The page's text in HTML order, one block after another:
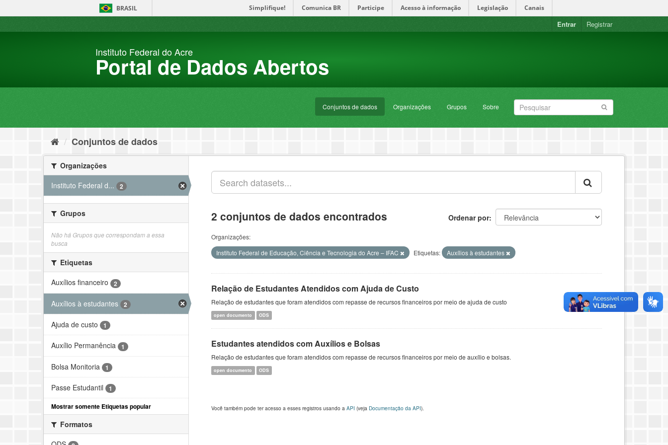
BRASIL Simplifique! Comunica BR Participe Acesso à informação Legislação Canais
Entrar Registrar
Instituto Federal do Acre
Portal de Dados Abertos
Conjuntos de dados Organizações Grupos Sobre
Conjuntos de dados
Organizações
Instituto Federal d...
2
Grupos
Não há Grupos que correspondam a essa
busca
Etiquetas
Auxílios financeiro
2
Auxílios à estudantes 2
Ajuda de custo 1
Auxílio Permanência 1
Bolsa Monitoria 1
Passe Estudantil
1
Mostrar somente Etiquetas popular
Formatos
Ordenar por
2 conjuntos de dados encontrados
Organizações:
Instituto Federal de Educação, Ciência e Tecnologia do Acre – IFAC
Etiquetas: Auxílios à estudantes
Relação de Estudantes Atendidos com Ajuda de Custo
Relação de estudantes que foram atendidos com repasse de recursos financeiros por meio de ajuda de custo
open documento ODS
Estudantes atendidos com Auxílios e Bolsas
Relação de estudantes que foram atendidos com repasse de recursos financeiros por meio de auxílio e bolsas.
open documento ODS
Você também pode ter acesso a esses registros usando a API (veja Documentação da API).